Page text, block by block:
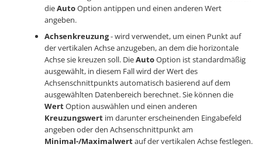
dieAutoOption antippen und einen anderen Wert
angeben.
Achsenkreuzung- wird verwendet, um einen Punkt auf
der vertikalen Achse anzugeben, an dem die horizontale
Achse sie kreuzen soll. DieAutoOption ist standardmäßig
ausgewählt, in diesem Fall wird der Wert des
Achsenschnittpunkts automatisch basierend auf dem
ausgewählten Datenbereich berechnet. Sie können die
WertOption auswählen und einen anderen
Kreuzungswert im darunter erscheinenden Eingabefeld
angeben oder den Achsenschnittpunkt am
Minimal-/Maximalwertauf der vertikalen Achse festlegen.